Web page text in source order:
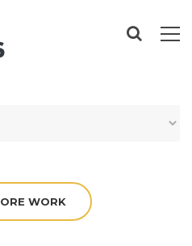
WORK